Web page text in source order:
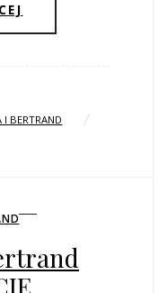
I BERTRAND